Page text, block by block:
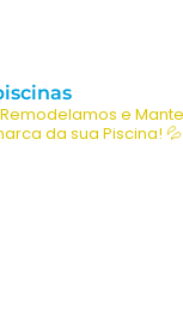
e
da sua Piscina! 💦